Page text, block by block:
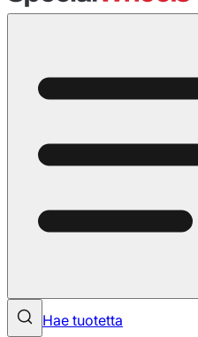
Hae tuotetta